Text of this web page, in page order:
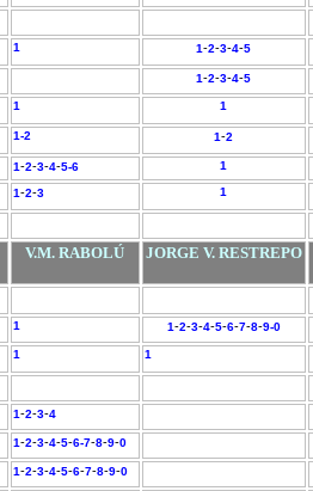
1 1-2-3-4-5
1-2-3-4-5
1 1
1-2 1-2
1-2-3-4-5-6 1
1-2-3 1
V.M. RABOLÚ JORGE V. RESTREPO
1 1-2-3-4-5-6-7-8-9-0
1 1
1-2-3-4
1-2-3-4-5-6-7-8-9-0
1-2-3-4-5-6-7-8-9-0